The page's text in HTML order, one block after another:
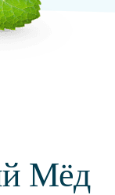
Мёд